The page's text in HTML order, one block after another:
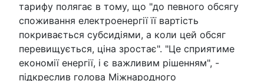
тарифу полягає в тому, що "до певного обсягу
споживання електроенергії її вартість
покривається субсидіями, а коли цей обсяг
перевищується, ціна зростає". "Це сприятиме
економії енергії, і є важливим рішенням", -
підкреслив голова Міжнародного